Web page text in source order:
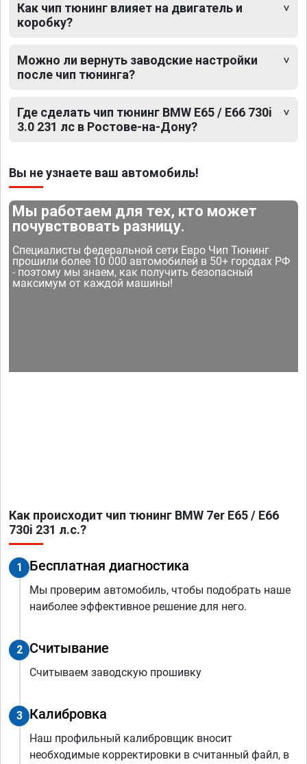
Как чип тюнинг влияет на двигатель и
коробку?
Можно ли вернуть заводские настройки
после чип тюнинга?
Где сделать чип тюнинг BMW E65 / E66 730i
3.0 231 лс в Ростове-на-Дону?
Вы не узнаете ваш автомобиль!
Мы работаем для тех, кто может
почувствовать разницу.
Специалисты федеральной сети Евро Чип Тюнинг
прошили более 10 000 автомобилей в 50+ городах РФ
- поэтому мы знаем, как получить безопасный
максимум от каждой машины!
Как происходит чип тюнинг BMW 7er E65 / E66
730i 231 л.с.?
1 Бесплатная диагностика
Мы проверим автомобиль, чтобы подобрать наше
наиболее эффективное решение для него.
2 Считывание
Считываем заводскую прошивку
3 Калибровка
Наш профильный калибровщик вносит
необходимые корректировки в считанный файл, в